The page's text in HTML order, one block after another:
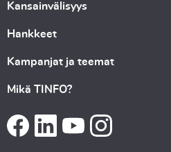
Kansainvälisyys
Hankkeet
Kampanjat ja teemat
Mikä TINFO?